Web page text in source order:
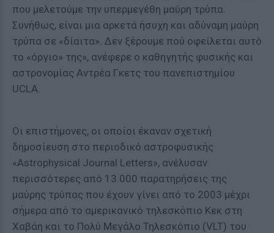
που μελετούμε την υπερμεγέθη μαύρη τρύπα.
Συνήθως, είναι μια αρκετά ήσυχη και αδύναμη μαύρη
τρύπα σε «δίαιτα». Δεν ξέρουμε πού οφείλεται αυτό
το «όργιο» της», ανέφερε ο καθηγητής φυσικής και
αστρονομίας Αντρέα Γκετς του πανεπιστημίου
UCLA.
Οι επιστήμονες, οι οποίοι έκαναν σχετική
δημοσίευση στο περιοδικό αστροφυσικής
«Astrophysical Journal Letters», ανέλυσαν
περισσότερες από 13.000 παρατηρήσεις της
μαύρης τρύπας που έχουν γίνει από το 2003 μέχρι
σήμερα από το αμερικανικό τηλεσκόπιο Κεκ στη
Χαβάη και το Πολύ Μεγάλο Τηλεσκόπιο (VLT) του